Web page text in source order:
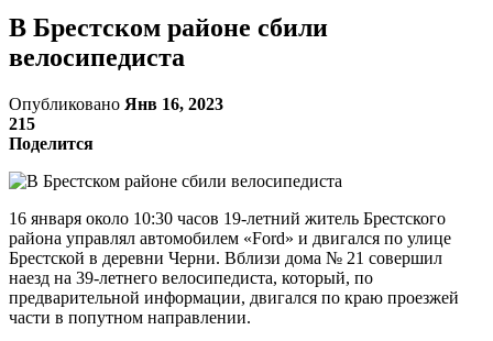
В Брестском районе сбили
велосипедиста
Опубликовано Янв 16, 2023
215
Поделится
16 января около 10:30 часов 19-летний житель Брестского
района управлял автомобилем «Ford» и двигался по улице
Брестской в деревни Черни. Вблизи дома № 21 совершил
наезд на 39-летнего велосипедиста, который, по
предварительной информации, двигался по краю проезжей
части в попутном направлении.